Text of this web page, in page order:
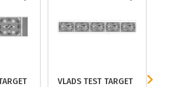
VLADS TEST TARGET